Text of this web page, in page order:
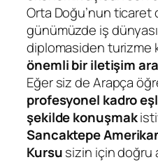
Orta Doğu’nun ticaret
günümüzde iş
diplomasiden turizme
önemli bir iletişim
Eğer siz de Arapça
profesyonel kadro
şekilde konuşmak
Sancaktepe
Kursusizin için doğru